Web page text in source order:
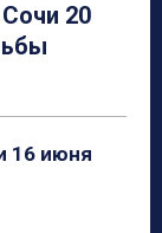
20
16 июня